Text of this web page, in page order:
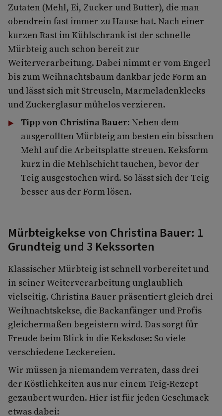
Zutaten (Mehl, Ei, Zucker und Butter), die man
obendrein fast immer zu Hause hat. Nach einer
kurzen Rast im Kühlschrank ist der schnelle
Mürbteig auch schon bereit zur
Weiterverarbeitung. Dabei nimmt er vom Engerl
bis zum Weihnachtsbaum dankbar jede Form an
und lässt sich mit Streuseln, Marmeladenklecks
und Zuckerglasur mühelos verzieren.
Tipp von Christina Bauer: Neben dem
ausgerollten Mürbteig am besten ein bisschen
Mehl auf die Arbeitsplatte streuen. Keksform
kurz in die Mehlschicht tauchen, bevor der
Teig ausgestochen wird. So lässt sich der Teig
besser aus der Form lösen.
Mürbteigkekse von Christina Bauer: 1
Grundteig und 3 Kekssorten
Klassischer Mürbteig ist schnell vorbereitet und
in seiner Weiterverarbeitung unglaublich
vielseitig. Christina Bauer präsentiert gleich drei
Weihnachtskekse, die Backanfänger und Profis
gleichermaßen begeistern wird. Das sorgt für
Freude beim Blick in die Keksdose: So viele
verschiedene Leckereien.
Wir müssen ja niemandem verraten, dass drei
der Köstlichkeiten aus nur einem Teig-Rezept
gezaubert wurden. Hier ist für jeden Geschmack
etwas dabei: